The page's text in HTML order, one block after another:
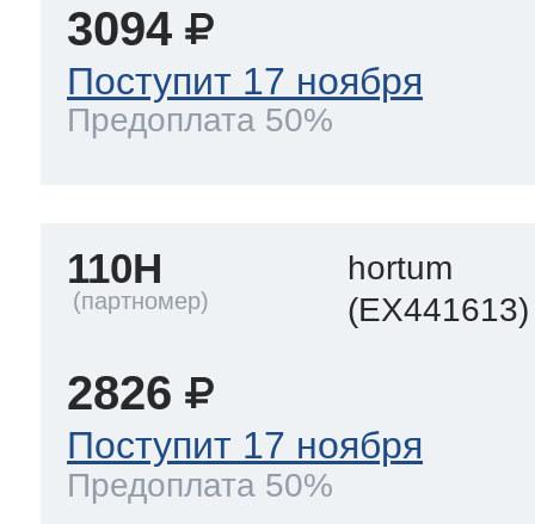
3094
Поступит 17 ноября
Предоплата 50%
110H
hortum
(EX441613)
2826
Поступит 17 ноября
Предоплата 50%